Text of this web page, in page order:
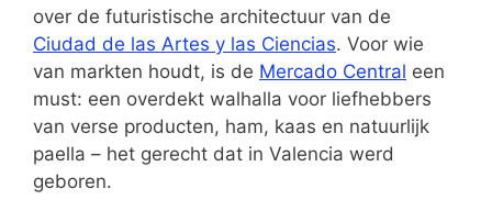
over de futuristische architectuur van de
Ciudad de las Artes y las Ciencias. Voor wie
van markten houdt, is de Mercado Central een
must: een overdekt walhalla voor liefhebbers
van verse producten, ham, kaas en natuurlijk
paella – het gerecht dat in Valencia werd
geboren.